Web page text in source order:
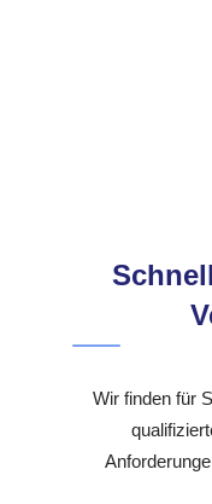
Wir finden für